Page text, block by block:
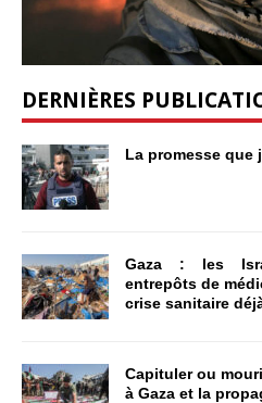
DERNIÈRES
La promesse que
Gaza : les
entrepôts de
crise sanitaire
Capituler ou
à Gaza et la